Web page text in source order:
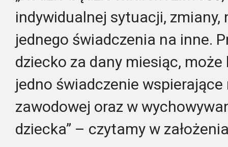
indywidualnej sytuacji,
jednego świadczenia na inne.
dziecko za dany miesiąc,
jedno świadczenie
zawodowej oraz w
dziecka” – czytamy w